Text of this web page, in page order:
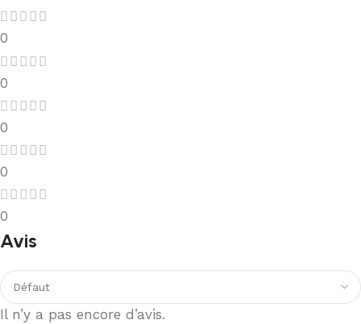
0
0
0
0
0
Avis
Il n’y a pas encore d’avis.